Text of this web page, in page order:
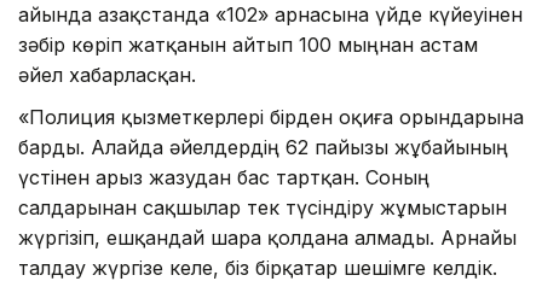
айында Қазақстанда «102» арнасына үйде күйеуінен
зәбір көріп жатқанын айтып 100 мыңнан астам
әйел хабарласқан.
«Полиция қызметкерлері бірден оқиға орындарына
барды. Алайда әйелдердің 62 пайызы жұбайының
үстінен арыз жазудан бас тартқан. Соның
салдарынан сақшылар тек түсіндіру жұмыстарын
жүргізіп, ешқандай шара қолдана алмады. Арнайы
талдау жүргізе келе, біз бірқатар шешімге келдік.